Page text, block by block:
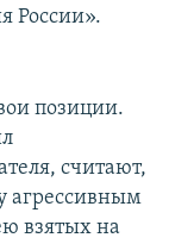
России».
позиции.
считают,
агрессивным
взятых на